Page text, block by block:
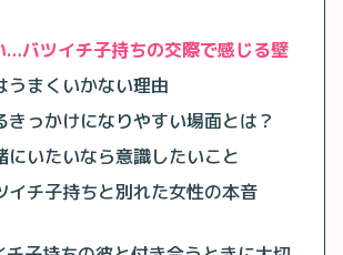
…バツイチ子持ちの交際で感じる壁
うまくいかない理由
きっかけになりやすい場面とは？
にいたいなら意識したいこと
イチ子持ちと別れた女性の本音